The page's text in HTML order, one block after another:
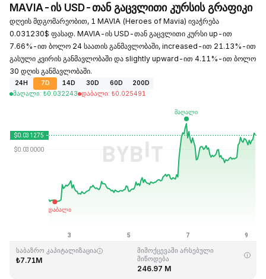
MAVIA-ის USD-თან გაცვლითი კურსის გრაფიკი
დღეის მდგომარეობით, 1 MAVIA (Heroes of Mavia) ივაჭრება
0.031230$ ფასად. MAVIA-ის USD-თან გაცვლითი კურსი up-ით
7.66%-ით ბოლო 24 საათის განმავლობაში, increased-ით 21.13%-ით
გასული კვირის განმავლობაში და slightly upward-ით 4.11%-ით ბოლო
30 დღის განმავლობაში.
24H 7D 14D 30D 60D
200D
მაღალი: ₺0.032243 დაბალი: ₺0.025491
ბოლოს განახლდა: 2026-08-09,06:45GMT+0
საბაზრო კაპიტალიზაცია
₺7.71M
მიმოქცევაში არსებული
მიწოდება
246.97 M